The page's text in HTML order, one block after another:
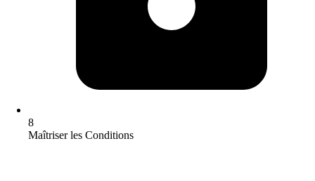
8
Maîtriser les Conditions